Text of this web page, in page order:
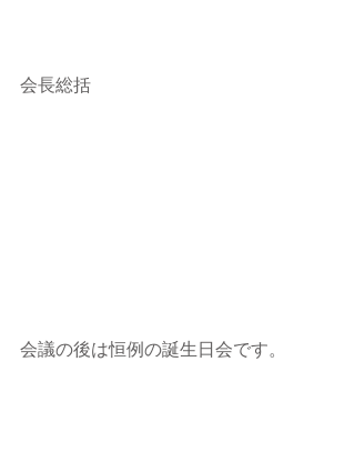
会長総括
会議の後は恒例の誕生日会です。